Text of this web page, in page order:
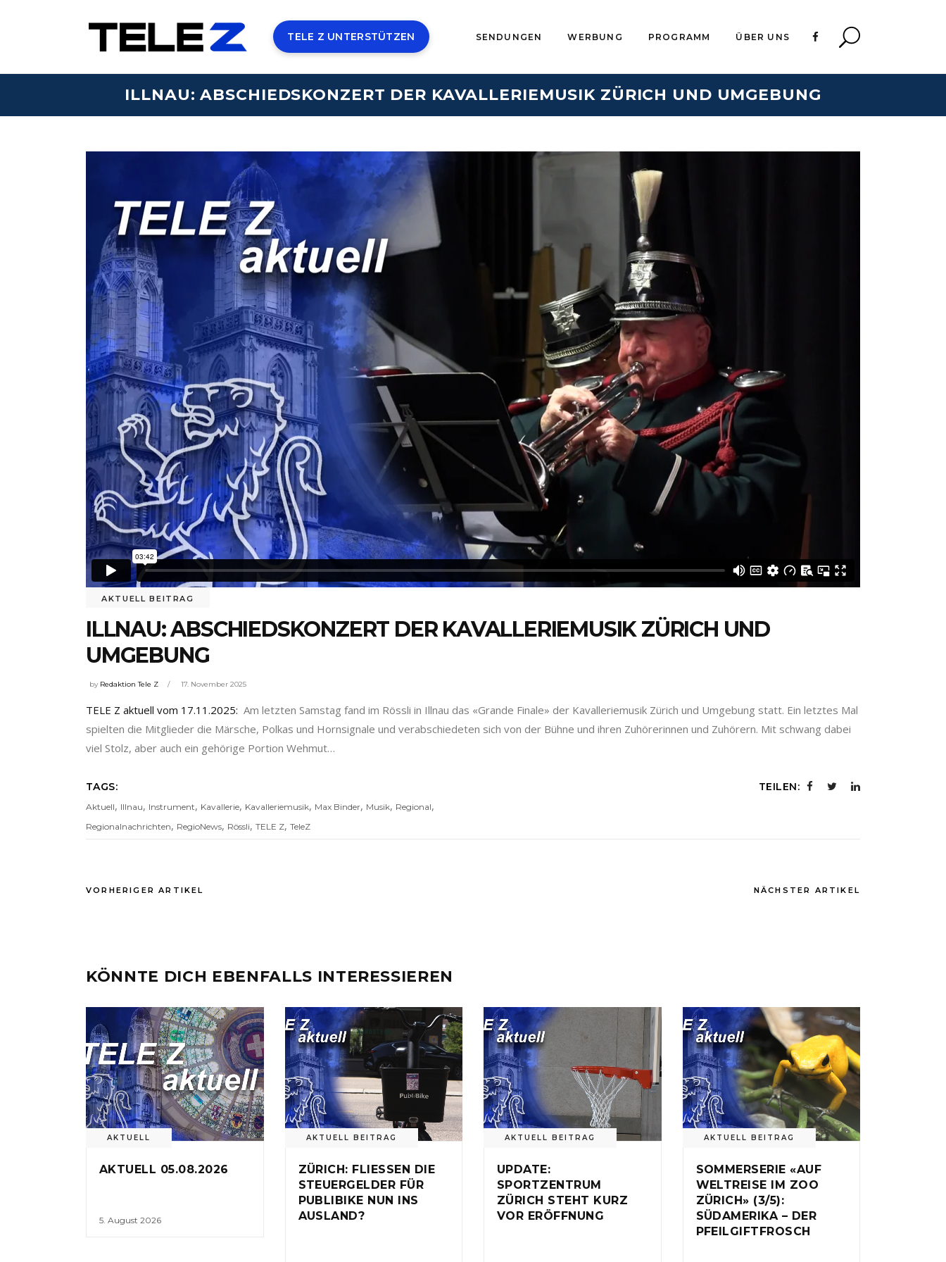
TELE Z UNTERSTÜTZEN SENDUNGEN WERBUNG PROGRAMM ÜBER UNS
ILLNAU: ABSCHIEDSKONZERT DER KAVALLERIEMUSIK ZÜRICH UND UMGEBUNG
AKTUELL BEITRAG
ILLNAU: ABSCHIEDSKONZERT DER KAVALLERIEMUSIK ZÜRICH UND
UMGEBUNG
by Redaktion Tele Z 17. November 2025
TELE Z aktuell vom 17.11.2025: Am letzten Samstag fand im Rössli in Illnau das «Grande Finale» der Kavalleriemusik Zürich und Umgebung statt. Ein letztes Mal
spielten die Mitglieder die Märsche, Polkas und Hornsignale und verabschiedeten sich von der Bühne und ihren Zuhörerinnen und Zuhörern. Mit schwang dabei
viel Stolz, aber auch ein gehörige Portion Wehmut…
TAGS:
Aktuell, Illnau, Instrument, Kavallerie, Kavalleriemusik, Max Binder, Musik, Regional,
Regionalnachrichten, RegioNews, Rössli, TELE Z, TeleZ
TEILEN:
VORHERIGER ARTIKEL NÄCHSTER ARTIKEL
KÖNNTE DICH EBENFALLS INTERESSIEREN
AKTUELL
AKTUELL 05.08.2026
5. August 2026
AKTUELL BEITRAG
ZÜRICH: FLIESSEN DIE
STEUERGELDER FÜR
PUBLIBIKE NUN INS
AUSLAND?
AKTUELL BEITRAG
UPDATE:
SPORTZENTRUM
ZÜRICH STEHT KURZ
VOR ERÖFFNUNG
AKTUELL BEITRAG
SOMMERSERIE «AUF
WELTREISE IM ZOO
ZÜRICH» (3/5):
SÜDAMERIKA – DER
PFEILGIFTFROSCH